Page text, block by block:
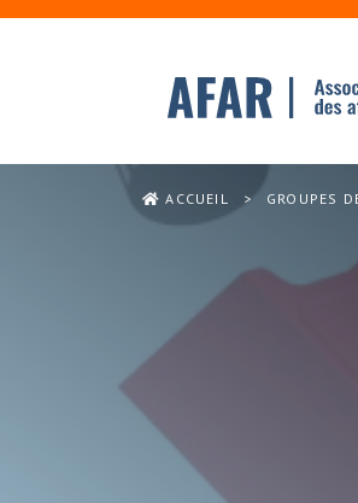
ACCUEIL > GROUPES